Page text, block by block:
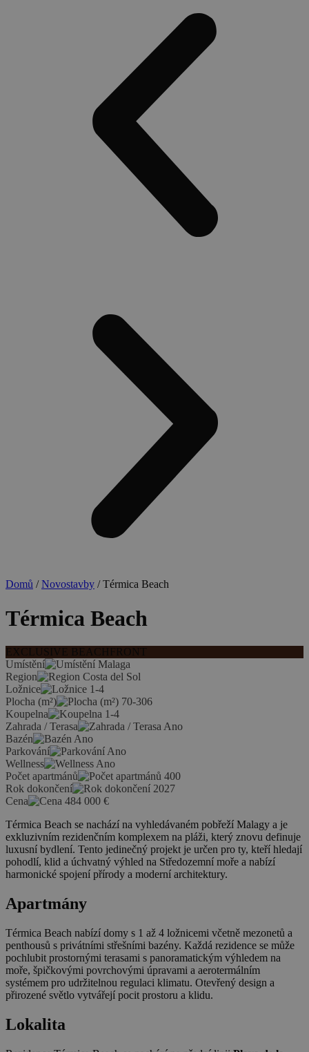
Domů /Novostavby / Térmica Beach
Térmica Beach
EXCLUSIVE BEACHFRONT
Umístění
Malaga
Region
Costa del Sol
Ložnice
1-4
Plocha (m²)
70-306
Koupelna
1-4
Zahrada / Terasa
Ano
Bazén
Ano
Parkování
Ano
Wellness
Ano
Počet apartmánů
400
Rok dokončení
2027
Cena
484 000 €
Térmica Beach se nachází na vyhledávaném pobřeží Malagy a je
exkluzivním rezidenčním komplexem na pláži, který znovu definuje
luxusní bydlení. Tento jedinečný projekt je určen pro ty, kteří hledají
pohodlí, klid a úchvatný výhled na Středozemní moře a nabízí
harmonické spojení přírody a moderní architektury.
Apartmány
Térmica Beach nabízí domy s 1 až 4 ložnicemi včetně mezonetů a
penthousů s privátními střešními bazény. Každá rezidence se může
pochlubit prostornými terasami s panoramatickým výhledem na
moře, špičkovými povrchovými úpravami a aerotermálním
systémem pro udržitelnou regulaci klimatu. Otevřený design a
přirozené světlo vytvářejí pocit prostoru a klidu.
Lokalita